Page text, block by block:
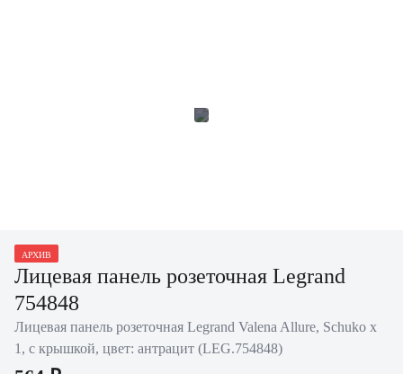
АРХИВ
Лицевая панель розеточная Legrand
754848
Лицевая панель розеточная Legrand Valena Allure, Schuko х
1, с крышкой, цвет: антрацит (LEG.754848)